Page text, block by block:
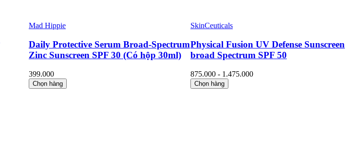
Mad Hippie
Daily Protective Serum Broad-Spectrum
Zinc Sunscreen SPF 30 (Có hộp 30ml)
399.000
Chọn hàng
SkinCeuticals
Physical Fusion UV Defense Sunscreen
broad Spectrum SPF 50
875.000 - 1.475.000
Chọn hàng